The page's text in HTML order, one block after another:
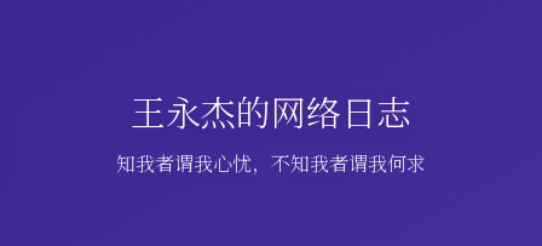
王永杰的网络日志
知我者谓我心忧，不知我者谓我何求